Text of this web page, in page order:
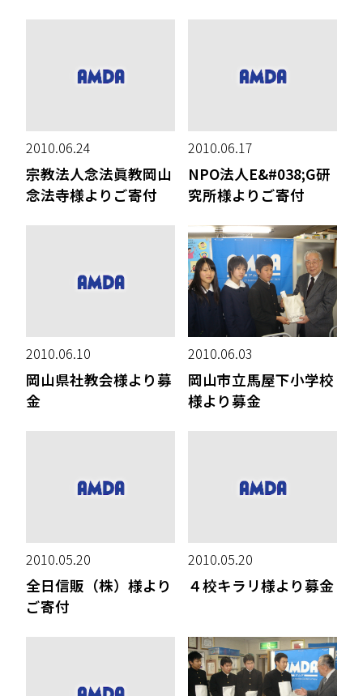
2010.06.24
宗教法人念法眞教岡山
念法寺様よりご寄付
2010.06.17
NPO法人E&#038;G研
究所様よりご寄付
2010.06.10
岡山県社教会様より募
金
2010.06.03
岡山市立馬屋下小学校
様より募金
2010.05.20
全日信販（株）様より
ご寄付
2010.05.20
４校キラリ様より募金